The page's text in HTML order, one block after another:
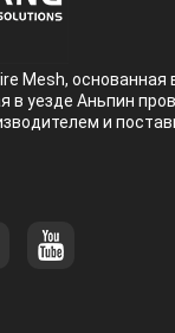
Mesh, основанная
в уезде Аньпин
и